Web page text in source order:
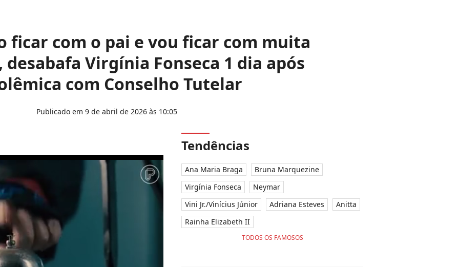
ficar com o pai e vou ficar com muita
desabafa Virgínia Fonseca 1 dia após
com Conselho Tutelar
Publicado em 9 de abril de 2026 às 10:05
Tendências
Ana Maria Braga
Bruna Marquezine
Virgínia Fonseca
Neymar
Vini Jr./Vinícius Júnior
Adriana Esteves
Anitta
Rainha Elizabeth II
TODOS OS FAMOSOS